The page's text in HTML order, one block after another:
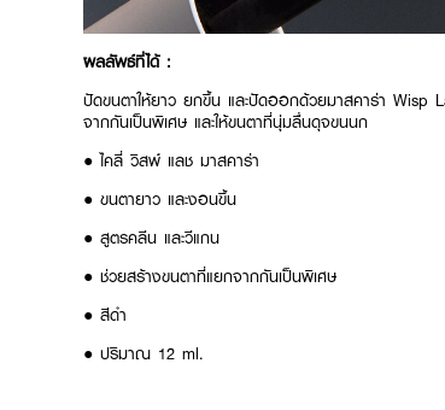
ผลลัพธ์ที่ได้ :
ปัดขนตาให้ยาว ยกขึ้น และปัดออกด้วยมาสคาร่า Wisp
จากกันเป็นพิเศษ และให้ขนตาที่นุ่มลื่นดุจขนนก
● ไคลี่ วิสพ์ แลช มาสคาร่า
● ขนตายาว และงอนขึ้น
● สูตรคลีน และวีแกน
● ช่วยสร้างขนตาที่แยกจากกันเป็นพิเศษ
● สีดำ
● ปริมาณ 12 ml.